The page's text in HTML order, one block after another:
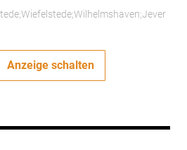
Anzeige schalten